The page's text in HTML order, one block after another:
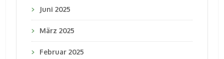
Juni 2025
März 2025
Februar 2025